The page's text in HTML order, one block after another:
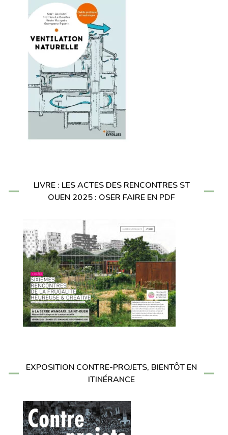
LIVRE : LES ACTES DES RENCONTRES ST
OUEN 2025 : OSER FAIRE EN PDF
EXPOSITION CONTRE-PROJETS, BIENTÔT EN
ITINÉRANCE